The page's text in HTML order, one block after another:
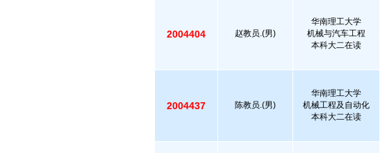
2004404 赵教员.(男)
华南理工大学
机械与汽车工程
本科大二在读
2004437 陈教员.(男)
华南理工大学
机械工程及自动化
本科大二在读